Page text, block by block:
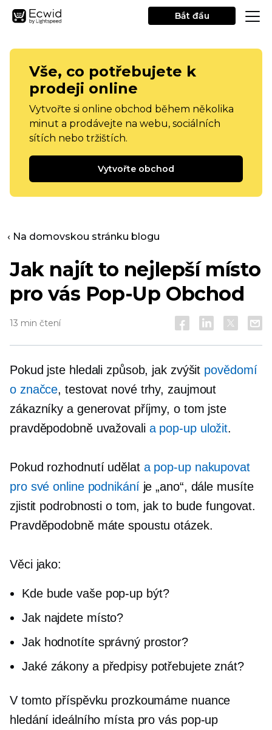
Bắt đầu
Vše, co potřebujete k
prodeji online
Vytvořte si online obchod během několika
minut a prodávejte na webu, sociálních
sítích nebo tržištích.
Vytvořte obchod
‹ Na domovskou stránku blogu
Jak najít to nejlepší místo
pro vás Pop-Up Obchod
13 min čtení
Pokud jste hledali způsob, jak zvýšit povědomí
o značce, testovat nové trhy, zaujmout
zákazníky a generovat příjmy, o tom jste
pravděpodobně uvažovali a pop-upuložit.
Pokud rozhodnutí udělat a pop-upnakupovat
pro své online podnikáníje „ano“, dále musíte
zjistit podrobnosti o tom, jak to bude fungovat.
Pravděpodobně máte spoustu otázek.
Věci jako:
Kde bude vaše pop-up být?
Jak najdete místo?
Jak hodnotíte správný prostor?
Jaké zákony a předpisy potřebujete znát?
V tomto příspěvku prozkoumáme nuance
hledání ideálního místa pro vás pop-up